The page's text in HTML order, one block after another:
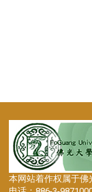
本网站着作权属于佛